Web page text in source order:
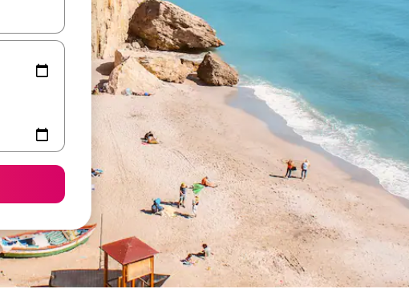
explore-os usando as seta para cima e para baixo do teclado ou tocando